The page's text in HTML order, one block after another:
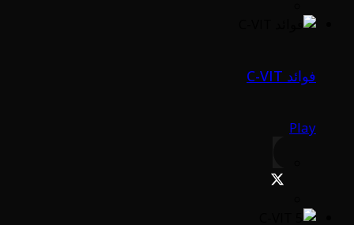
فوائد C-VIT
Play